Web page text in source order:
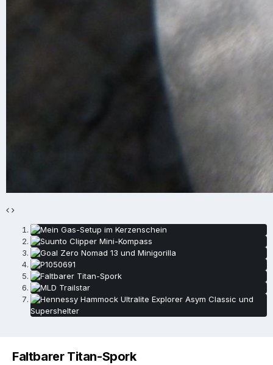
Faltbarer Titan-Spork